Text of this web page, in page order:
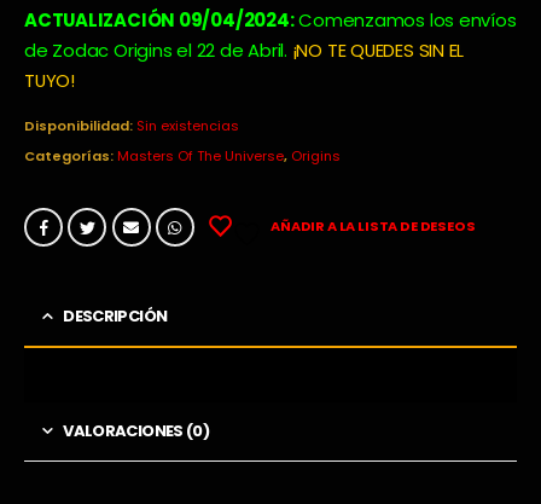
original
era:
22,99€.
actual
es:
ACTUALIZACIÓN 09/04/2024:Comenzamos los envíos
de Zodac Origins el 22 de Abril. ¡NO TE QUEDES SIN EL
TUYO!
Disponibilidad: Sin existencias
Categorías:Masters Of The Universe, Origins
AÑADIR A LA LISTA DE DESEOS
DESCRIPCIÓN
VALORACIONES (0)